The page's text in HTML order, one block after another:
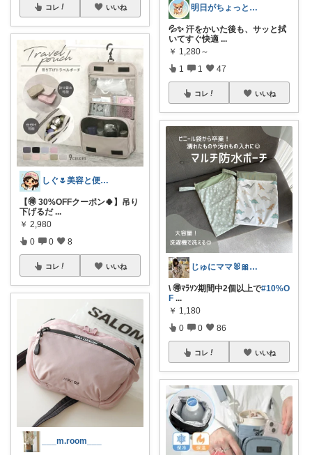
コレ いいね
しぐ🌷美容と便利な小物🍀
【🉐 30%OFFクーポン🍀】吊り
下げるだ ...
￥ 2,980
0 0 8
コレ いいね
___m.room___
明日がちょっと好きになる
💦✨ 汗をかいた後も、サッと拭
いてすぐ快適 ...
￥ 1,280～
1 1 47
コレ いいね
じゅにママ🐰🎀2yboyワーママ
\ 🉐ﾏﾗｿﾝ期間中2個以上で#10%O
F ...
￥ 1,180
0 0 86
コレ いいね